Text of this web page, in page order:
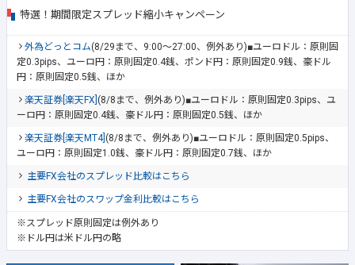
特選！期間限定スプレッド縮小キャンペーン
外為どっとコム(8/29まで、9:00～27:00、例外あり)■ユーロドル：原則固
定0.3pips、ユーロ円：原則固定0.4銭、ポンド円：原則固定0.9銭、豪ドル
円：原則固定0.5銭、ほか
楽天証券[楽天FX] (8/8まで、例外あり)■ユーロドル：原則固定0.3pips、ユ
ーロ円：原則固定0.4銭、豪ドル円：原則固定0.5銭、ほか
楽天証券[楽天MT4] (8/8まで、例外あり)■ユーロドル：原則固定0.5pips、
ユーロ円：原則固定1.0銭、豪ドル円：原則固定0.7銭、ほか
主要FX会社のスプレッド比較はこちら
主要FX会社のスワップ金利比較はこちら
※スプレッド原則固定は例外あり
※ドル円は米ドル円の略